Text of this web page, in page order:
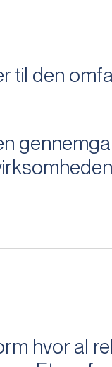
til den
hvor al